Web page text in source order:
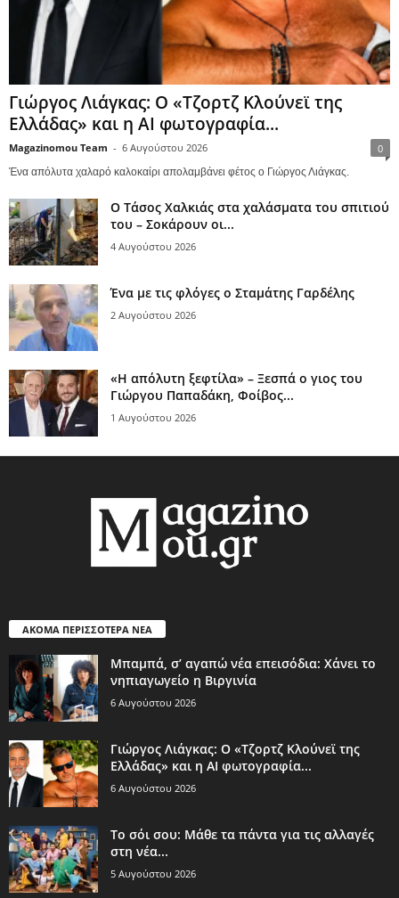
Γιώργος Λιάγκας: Ο «Τζορτζ Κλούνεϊ της
Ελλάδας» και η AI φωτογραφία...
Magazinomou Team - 6 Αυγούστου 2026 0
Ένα απόλυτα χαλαρό καλοκαίρι απολαμβάνει φέτος ο Γιώργος Λιάγκας.
Ο Τάσος Χαλκιάς στα χαλάσματα του σπιτιού
του – Σοκάρουν οι...
4 Αυγούστου 2026
Ένα με τις φλόγες ο Σταμάτης Γαρδέλης
2 Αυγούστου 2026
«Η απόλυτη ξεφτίλα» – Ξεσπά ο γιος του
Γιώργου Παπαδάκη, Φοίβος...
1 Αυγούστου 2026
ΑΚΟΜΑ ΠΕΡΙΣΣΟΤΕΡΑ ΝΕΑ
Μπαμπά, σ’ αγαπώ νέα επεισόδια: Χάνει το
νηπιαγωγείο η Βιργινία
6 Αυγούστου 2026
Γιώργος Λιάγκας: Ο «Τζορτζ Κλούνεϊ της
Ελλάδας» και η AI φωτογραφία...
6 Αυγούστου 2026
Το σόι σου: Μάθε τα πάντα για τις αλλαγές
στη νέα...
5 Αυγούστου 2026